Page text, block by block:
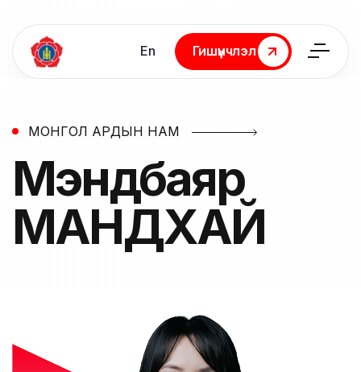
En
Гишүүнчлэл
Гишүүнчлэл
МОНГОЛ АРДЫН НАМ
Мэндбаяр
МАНДХАЙ